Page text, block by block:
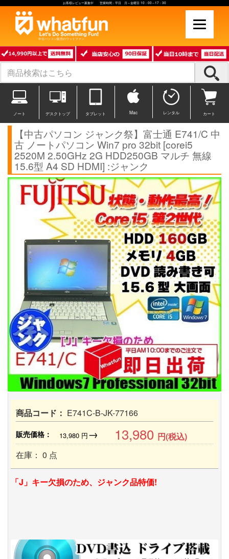
お客様レビュー募集中 営業時間：平日 月～金曜日 10：00～17：30
中古パソコン販売のワットファン
ノート デスクトップ タブレット Mac レンタル カート
【中古パソコン ジャンク祭】富士通 E741/C 中
古 ノートパソコン Win7 pro 32bit [corei5
2520M 2.50GHz 2G HDD250GB マルチ 無線
15.6型 A4 SD HDMI] :ジャンク
商品コード： E741C-B-JK-77166
販売価格： 13,980円→ 13,980 円(税込)
在庫： 0 点
「J」キー欠損のため、ジャンク品特価!